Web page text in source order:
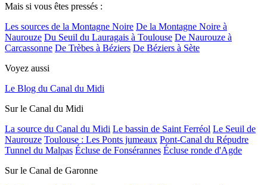
Mais si vous êtes pressés :
Les sources de la Montagne Noire De la Montagne Noire à
Naurouze Du Seuil du Lauragais à Toulouse De Naurouze à
Carcassonne De Trèbes à Béziers De Béziers à Sète
Voyez aussi
Le Blog du Canal du Midi
Sur le Canal du Midi
La source du Canal du Midi Le bassin de Saint Ferréol Le Seuil de
Naurouze Toulouse : Les Ponts jumeaux Pont-Canal du Répudre
Tunnel du Malpas Écluse de Fonsérannes Écluse ronde d'Agde
Sur le Canal de Garonne